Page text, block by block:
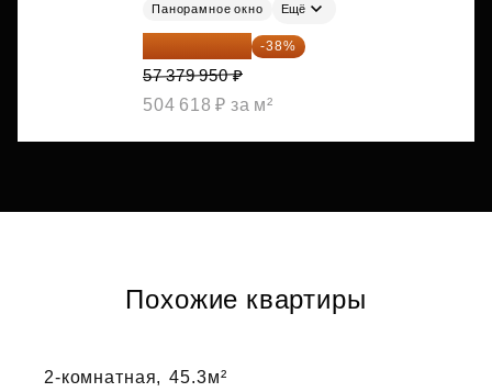
Панорамное окно Ещё
35 575 569 ₽ -38%
57 379 950 ₽
504 618 ₽ за м²
Похожие квартиры
2-комнатная, 45.3м²